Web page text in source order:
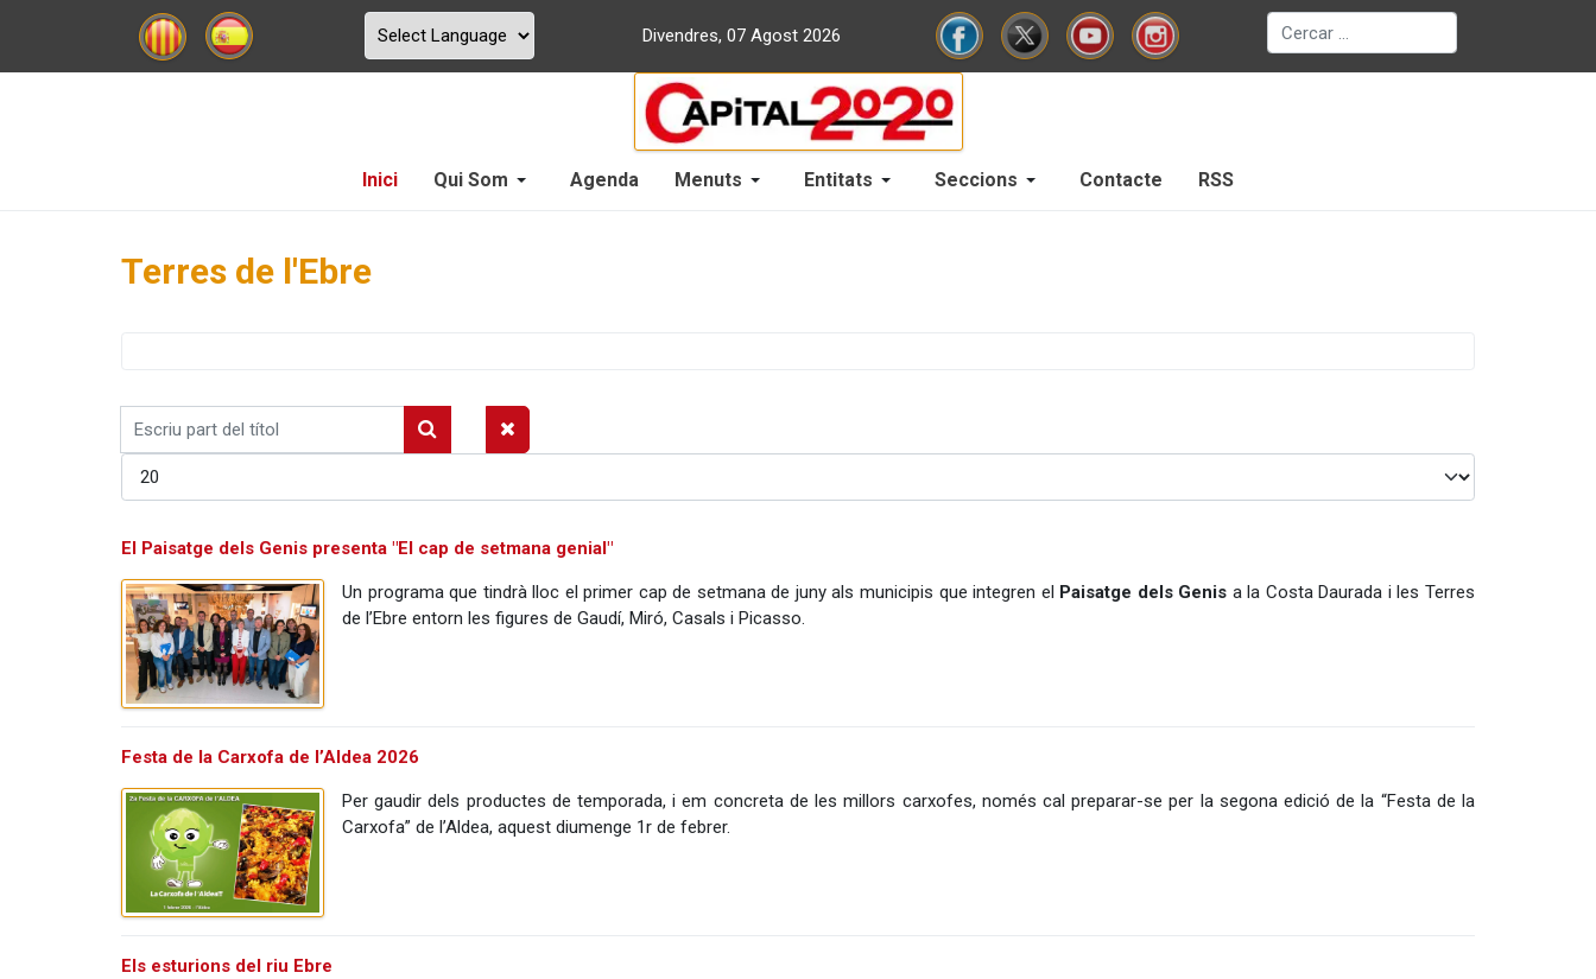
Divendres, 07 Agost 2026
Cerca
Inici Qui Som Agenda Menuts Entitats Seccions Contacte RSS
Terres de l'Ebre
Escriu
del
títol
Mostrar #
El Paisatge dels Genis presenta "El cap de setmana genial"
Un programa que tindrà lloc el primer cap de setmana de juny als municipis que integren el Paisatge dels Genis a la Costa Daurada i les Terres
de l’Ebre entorn les figures de Gaudí, Miró, Casals i Picasso.
Festa de la Carxofa de l’Aldea 2026
Per gaudir dels productes de temporada, i em concreta de les millors carxofes, només cal preparar-se per la segona edició de la “Festa de la
Carxofa” de l’Aldea, aquest diumenge 1r de febrer.
Els esturions del riu Ebre